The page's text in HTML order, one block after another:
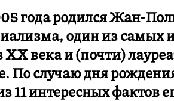
года родился Жан-
один из самых
XX века и (почти)
По случаю дня
11 интересных фактов